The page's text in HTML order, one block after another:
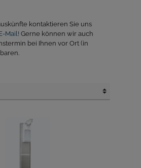
kontaktieren Sie uns
Mail! Gerne können wir auch
bei Ihnen vor Ort (in